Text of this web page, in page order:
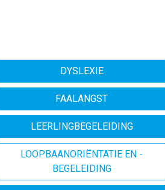
DYSLEXIE
FAALANGST
LEERLINGBEGELEIDING
LOOPBAANORIËNTATIE EN -
BEGELEIDING